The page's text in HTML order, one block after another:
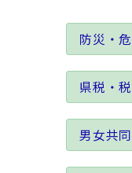
防災・
県税・
男女共